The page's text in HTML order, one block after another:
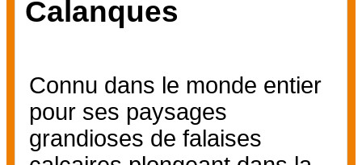
Calanques
Connu dans le monde entier
pour ses paysages
grandioses de falaises